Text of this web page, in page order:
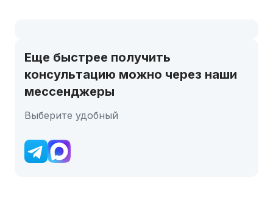
Еще быстрее получить
консультацию можно через наши
мессенджеры
Выберите удобный